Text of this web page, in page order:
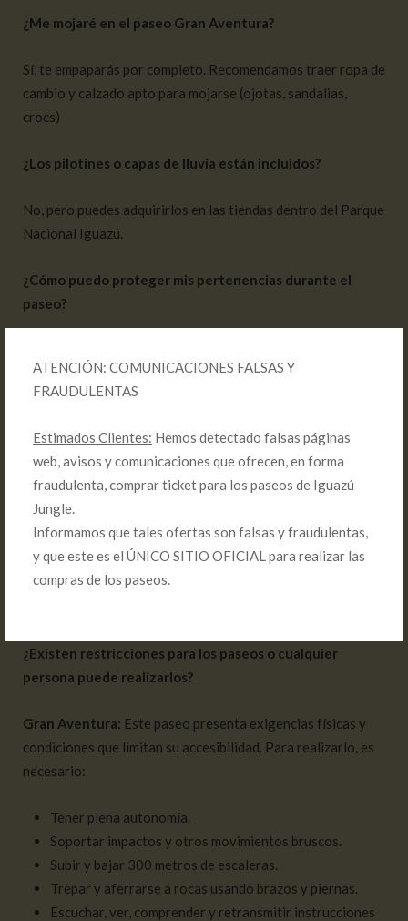
ATENCIÓN: COMUNICACIONES FALSAS Y
FRAUDULENTAS
Estimados Clientes: Hemos detectado falsas páginas
web, avisos y comunicaciones que ofrecen, en forma
fraudulenta, comprar ticket para los paseos de Iguazú
Jungle.
Informamos que tales ofertas son falsas y fraudulentas,
y que este es el ÚNICO SITIO OFICIAL para realizar las
compras de los paseos.
¿Me mojaré en el paseo Gran Aventura?
Sí, te empaparás por completo. Recomendamos traer ropa de
cambio y calzado apto para mojarse (ojotas, sandalias,
crocs)
¿Los pilotines o capas de lluvia están incluidos?
No, pero puedes adquirirlos en las tiendas dentro del Parque
Nacional Iguazú.
¿Cómo puedo proteger mis pertenencias durante el
paseo?
objetos personales durante la navegación.
No, los paseos no se suspenden por lluvia. En esta región de
clima subtropical, es común que llueva.
¿Qué sucede si no puedo realizar el paseo?
En caso de no poder realizar el paseo, puedes reprogramarlo
¿Existen restricciones para los paseos o cualquier
persona puede realizarlos?
Gran Aventura: Este paseo presenta exigencias físicas y
condiciones que limitan su accesibilidad. Para realizarlo, es
necesario:
Tener plena autonomía.
Soportar impactos y otros movimientos bruscos.
Subir y bajar 300 metros de escaleras.
Trepar y aferrarse a rocas usando brazos y piernas.
Escuchar, ver, comprender y retransmitir instrucciones